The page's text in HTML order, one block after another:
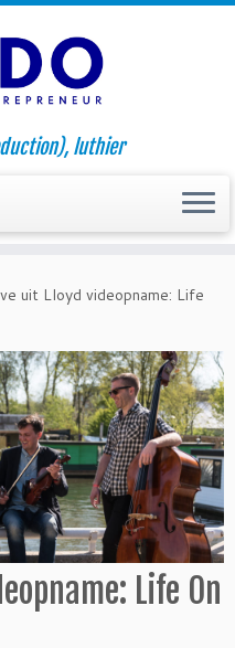
luthier
uit Lloyd videopname: Life
Life On